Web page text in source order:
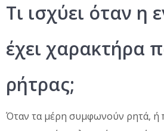
Τι ισχύει όταν η
έχει χαρακτήρα
ρήτρας;
Όταν τα μέρη συμφωνούν ρητά, ή